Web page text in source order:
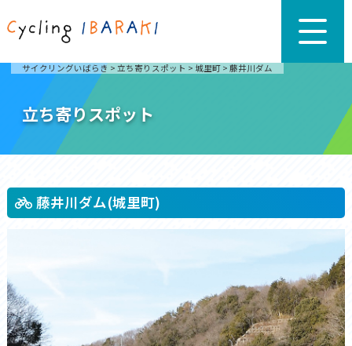
サイクリングいばらき > 立ち寄りスポット > 城里町 > 藤井川ダム
立ち寄りスポット
藤井川ダム(城里町)